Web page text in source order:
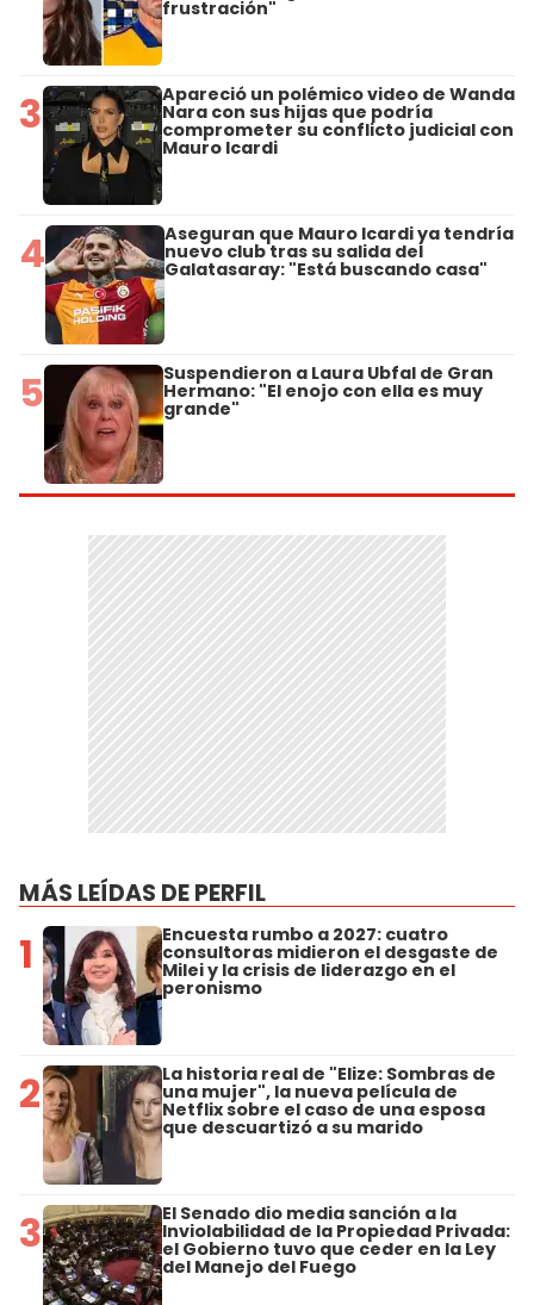
frustración"
3 Apareció un polémico video de Wanda
Nara con sus hijas que podría
comprometer su conflicto judicial con
Mauro Icardi
4 Aseguran que Mauro Icardi ya tendría
nuevo club tras su salida del
Galatasaray: "Está buscando casa"
5 Suspendieron a Laura Ubfal de Gran
Hermano: "El enojo con ella es muy
grande"
MÁS LEÍDAS DE PERFIL
1 Encuesta rumbo a 2027: cuatro
consultoras midieron el desgaste de
Milei y la crisis de liderazgo en el
peronismo
2 La historia real de "Elize: Sombras de
una mujer", la nueva película de
Netflix sobre el caso de una esposa
que descuartizó a su marido
3 El Senado dio media sanción a la
Inviolabilidad de la Propiedad Privada:
el Gobierno tuvo que ceder en la Ley
del Manejo del Fuego